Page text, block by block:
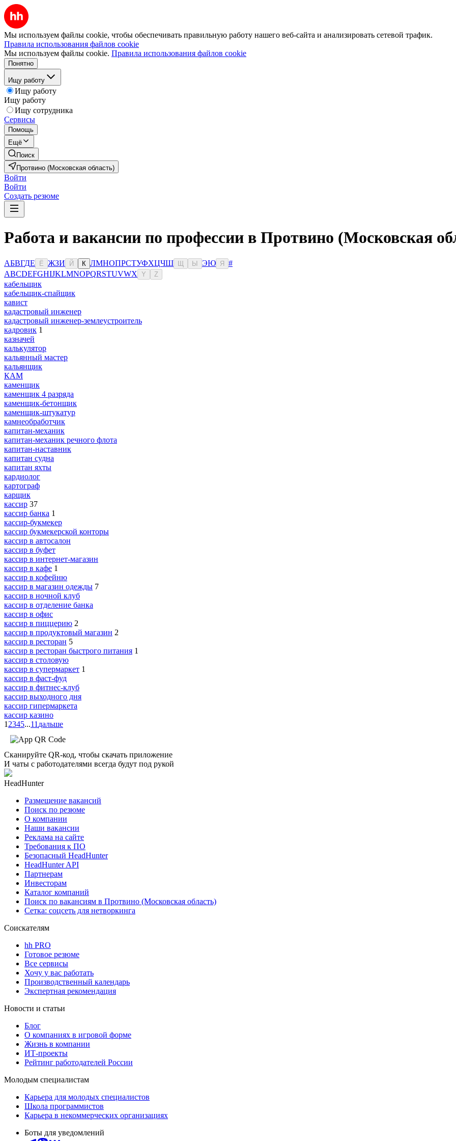
Мы используем файлы cookie, чтобы обеспечивать правильную работу нашего веб-сайта и анализировать сетевой трафик.
Правила использования файлов cookie
Мы используем файлы cookie. Правила использования файлов cookie
Понятно
Ищу работу
Ищу работу
Ищу работу
Ищу сотрудника
Сервисы
Помощь
Ещё
Поиск
Протвино (Московская область)
Войти
Войти
Создать резюме
Работа и вакансии по профессии в Протвино (Московская
АБВГДЕ Ё ЖЗИ Й К ЛМНОПРСТУФХЦЧШ Ы ЭЮ Я
#
ABCDEFGHIJKLMNOPQRSTUVWX Y Z
кабельщик
кабельщик-спайщик
кавист
кадастровый инженер
кадастровый инженер-землеустроитель
кадровик 1
казначей
калькулятор
кальянный мастер
кальянщик
КАМ
каменщик
каменщик 4 разряда
каменщик-бетонщик
каменщик-штукатур
камнеобработчик
капитан-механик
капитан-механик речного флота
капитан-наставник
капитан судна
капитан яхты
кардиолог
картограф
карщик
кассир 37
кассир банка 1
кассир-букмекер
кассир букмекерской конторы
кассир в автосалон
кассир в буфет
кассир в интернет-магазин
кассир в кафе 1
кассир в кофейню
кассир в магазин одежды 7
кассир в ночной клуб
кассир в отделение банка
кассир в офис
кассир в пиццерию 2
кассир в продуктовый магазин 2
кассир в ресторан 5
кассир в ресторан быстрого питания 1
кассир в столовую
кассир в супермаркет 1
кассир в фаст-фуд
кассир в фитнес-клуб
кассир выходного дня
кассир гипермаркета
кассир казино
1 2345...11 дальше
Сканируйте QR-код, чтобы скачать приложение
И чаты с работодателями всегда будут под рукой
HeadHunter
Размещение вакансий
Поиск по резюме
О компании
Наши вакансии
Реклама на сайте
Требования к ПО
Безопасный HeadHunter
HeadHunter API
Партнерам
Инвесторам
Каталог компаний
Поиск по вакансиям в Протвино (Московская область)
Сетка: соцсеть для нетворкинга
Соискателям
hh PRO
Готовое резюме
Все сервисы
Хочу у вас работать
Производственный календарь
Экспертная рекомендация
Новости и статьи
Блог
О компаниях в игровой форме
Жизнь в компании
ИТ-проекты
Рейтинг работодателей России
Молодым специалистам
Карьера для молодых специалистов
Школа программистов
Карьера в некоммерческих организациях
Боты для уведомлений